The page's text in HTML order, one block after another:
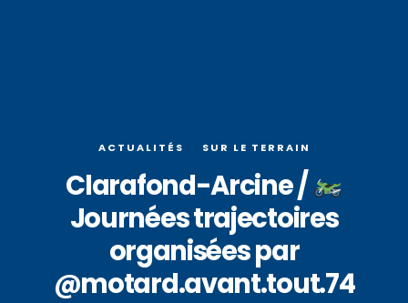
ACTUALITÉS SUR LE TERRAIN
Clarafond-Arcine /
Journées trajectoires
organisées par
@motard.avant.tout.74